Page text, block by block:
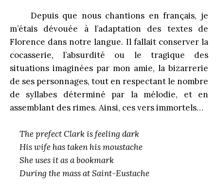
Depuis que nous chantions en français, je
m’étais dévouée à l’adaptation des textes de
Florence dans notre langue. Il fallait conserver la
cocasserie, l’absurdité ou le tragique des
situations imaginées par mon amie, la bizarrerie
de ses personnages, tout en respectant le nombre
de syllabes déterminé par la mélodie, et en
assemblant des rimes. Ainsi, ces vers immortels…
The prefect Clark is feeling dark
His wife has taken his moustache
She uses it as a bookmark
During the mass at Saint-Eustache